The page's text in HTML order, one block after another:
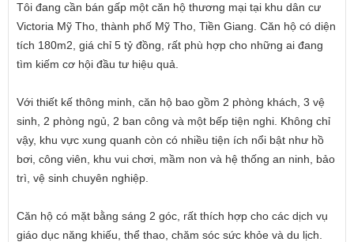
Tôi đang cần bán gấp một căn hộ thương mại tại khu dân cư
Victoria Mỹ Tho, thành phố Mỹ Tho, Tiền Giang. Căn hộ có diện
tích 180m2, giá chỉ 5 tỷ đồng, rất phù hợp cho những ai đang
tìm kiếm cơ hội đầu tư hiệu quả.
Với thiết kế thông minh, căn hộ bao gồm 2 phòng khách, 3 vệ
sinh, 2 phòng ngủ, 2 ban công và một bếp tiện nghi. Không chỉ
vậy, khu vực xung quanh còn có nhiều tiện ích nổi bật như hồ
bơi, công viên, khu vui chơi, mầm non và hệ thống an ninh, bảo
trì, vệ sinh chuyên nghiệp.
Căn hộ có mặt bằng sáng 2 góc, rất thích hợp cho các dịch vụ
giáo dục năng khiếu, thể thao, chăm sóc sức khỏe và du lịch.